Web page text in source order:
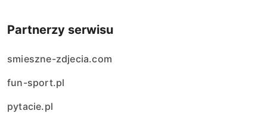
Partnerzy serwisu
smieszne-zdjecia.com
fun-sport.pl
pytacie.pl